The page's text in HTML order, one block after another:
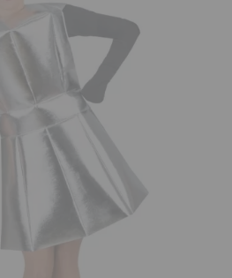
estabamos esperando.
CUENTA